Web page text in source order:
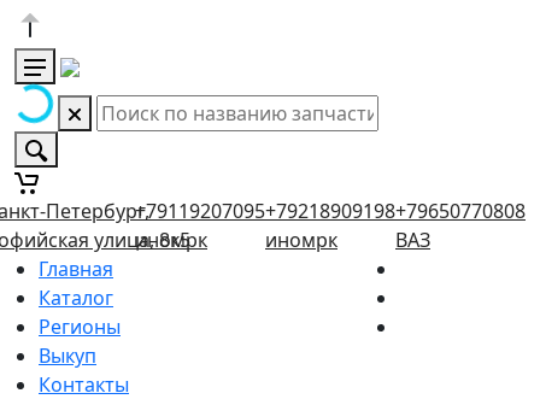
Петербург,
улица, 8к5
+79119207095
иномрк
+79218909198
иномрк
+79650770808
ВАЗ
Главная
Каталог
Регионы
Выкуп
Контакты